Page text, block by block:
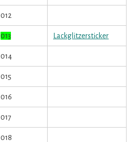
012
013 Lackglitzersticker
014
015
016
017
018